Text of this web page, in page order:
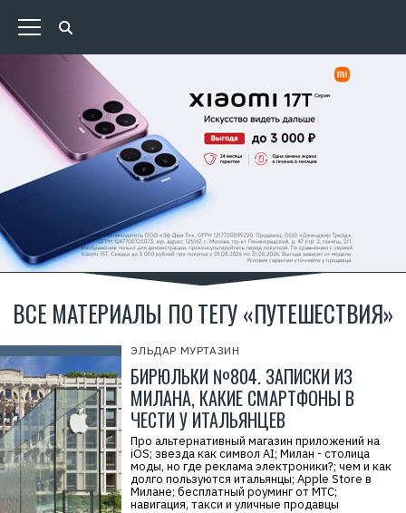
ВСЕ МАТЕРИАЛЫ ПО ТЕГУ «ПУТЕШЕСТВИЯ»
ЭЛЬДАР МУРТАЗИН
БИРЮЛЬКИ №804. ЗАПИСКИ ИЗ
МИЛАНА, КАКИЕ СМАРТФОНЫ В
ЧЕСТИ У ИТАЛЬЯНЦЕВ
Про альтернативный магазин приложений на
iOS; звезда как символ AI; Милан - столица
моды, но где реклама электроники?; чем и как
долго пользуются итальянцы; Apple Store в
Милане; бесплатный роуминг от МТС;
навигация, такси и уличные продавцы